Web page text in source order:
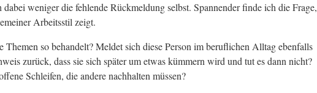
dabei weniger die fehlende Rückmeldung selbst. Spannender finde ich die Frage,
Arbeitsstil zeigt.
Themen so behandelt? Meldet sich diese Person im beruflichen Alltag ebenfalls
zurück, dass sie sich später um etwas kümmern wird und tut es dann nicht?
Schleifen, die andere nachhalten müssen?